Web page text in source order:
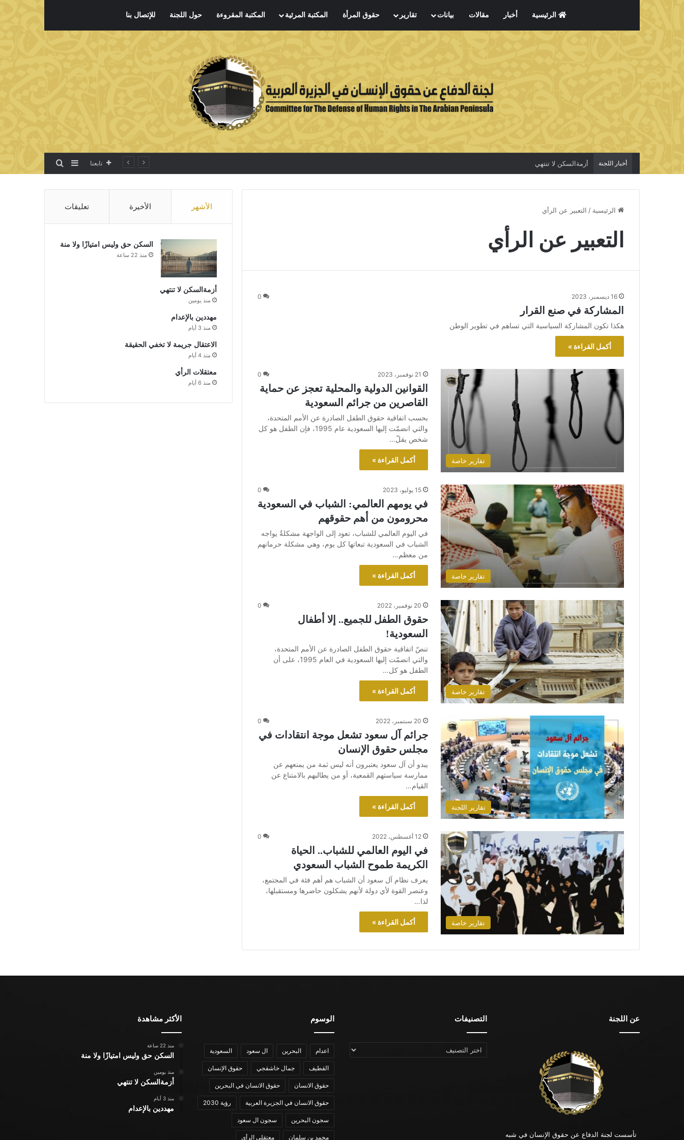
الرئيسية أخبار مقالات بيانات تقارير حقوق المرأة المكتبة المرئية المكتبة المقروءة حول اللجنة للإتصال بنا
أخبار اللجنة أزمةالسكن لا تنتهي تابعنا إضافة عمود جانبي
بحث عن
الرئيسية / التعبير عن الرأي
التعبير عن الرأي
16 ديسمبر، 2023 0
المشاركة في صنع القرار
هكذا تكون المشاركة السياسية التي تساهم في تطوير الوطن
أكمل القراءة »
تقارير خاصة
21 نوفمبر، 2023 0
القوانين الدولية والمحلية تعجز عن حماية
القاصرين من جرائم السعودية
بحسب اتفاقية حقوق الطفل الصادرة عن الأمم المتحدة،
والتي انضمّت إليها السعودية عام 1995، فإن الطفل هو كل
شخص يقلّ…
أكمل القراءة »
تقارير خاصة
15 يوليو، 2023 0
في يومهم العالمي: الشباب في السعودية
محرومون من أهم حقوقهم
في اليوم العالمي للشباب، تعود إلى الواجهة مشكلةٌ يواجه
الشباب في السعودية تبعاتها كل يوم، وهي مشكلة حرمانهم
من معظم…
أكمل القراءة »
تقارير خاصة
20 نوفمبر، 2022 0
حقوق الطفل للجميع.. إلا أطفال
السعودية!
تنصّ اتفاقية حقوق الطفل الصادرة عن الأمم المتحدة،
والتي انضمّت إليها السعودية في العام 1995، على أن
الطفل هو كل…
أكمل القراءة »
تقارير اللجنة
20 سبتمبر، 2022 0
جرائم آل سعود تشعل موجة انتقادات في
مجلس حقوق الإنسان
يبدو أن آل سعود يعتبرون أنه ليس ثمة من يمنعهم عن
ممارسة سياستهم القمعية، أو من يطالبهم بالامتناع عن
القيام…
أكمل القراءة »
تقارير خاصة
12 أغسطس، 2022 0
في اليوم العالمي للشباب.. الحياة
الكريمة طموح الشباب السعودي
يعرف نظام آل سعود أن الشباب هم أهم فئة في المجتمع،
وعنصر القوة لأي دولة لأنهم يشكلون حاضرها ومستقبلها،
لذا…
أكمل القراءة »
الأشهر الأخيرة تعليقات
السكن حق وليس امتيازًا ولا منة
منذ 22 ساعة
أزمةالسكن لا تنتهي
منذ يومين
مهددين بالإعدام
منذ 3 أيام
الاعتقال جريمة لا تخفي الحقيقة
منذ 4 أيام
معتقلات الرأي
منذ 6 أيام
عن اللجنة
تأسست لجنة الدفاع عن حقوق الإنسان في شبه
التصنيفات
التصنيفات
الوسوم
اعدام البحرين ال سعود السعودية
القطيف جمال خاشقجي حقوق الإنسان
حقوق الانسان حقوق الانسان في البحرين
حقوق الانسان في الجزيرة العربية رؤية 2030
سجون البحرين سجون ال سعود
محمد بن سلمان معتقلي الرأي
الأكثر مشاهدة
منذ 22 ساعة
السكن حق وليس امتيازًا ولا منة
منذ يومين
أزمةالسكن لا تنتهي
منذ 3 أيام
مهددين بالإعدام